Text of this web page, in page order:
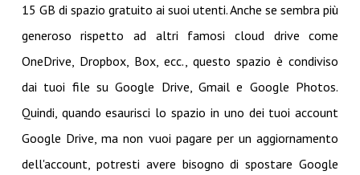
15 GB di spazio gratuito ai suoi utenti. Anche se sembra più
generoso rispetto ad altri famosi cloud drive come
OneDrive, Dropbox, Box, ecc., questo spazio è condiviso
dai tuoi file su Google Drive, Gmail e Google Photos.
Quindi, quando esaurisci lo spazio in uno dei tuoi account
Google Drive, ma non vuoi pagare per un aggiornamento
dell'account, potresti avere bisogno di spostare Google